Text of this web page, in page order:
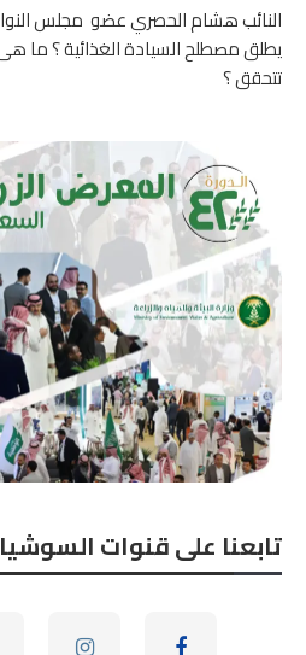
النائب هشام الحصري عضو مجلس
يطلق مصطلح السيادة الغذائية ؟ ما
تتحقق ؟
تابعنا على قنوات